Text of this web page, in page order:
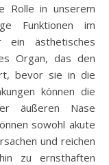
Funktionen im
ein ästhetisches
Organ, das den
bevor sie in die
können die
äußeren Nase
sowohl akute
und reichen
zu ernsthaften